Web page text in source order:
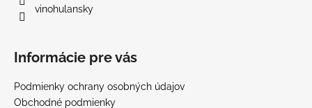
vinohulansky
Informácie pre vás
Podmienky ochrany osobných údajov
Obchodné podmienky